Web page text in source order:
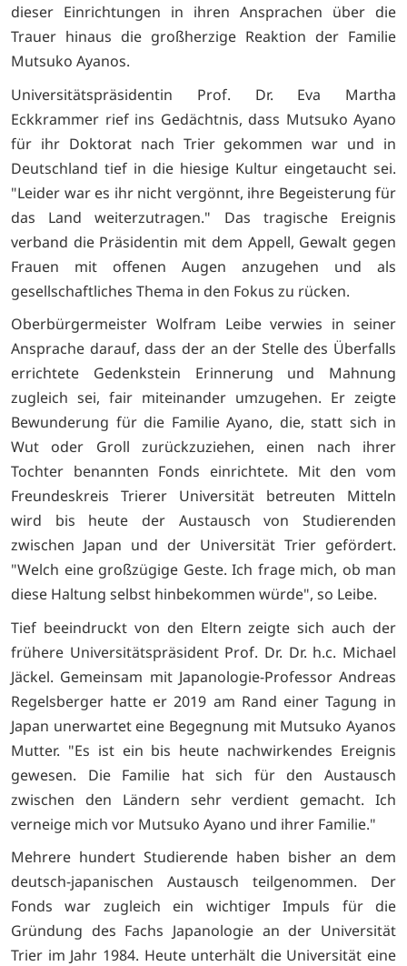
dieser Einrichtungen in ihren Ansprachen über die
Trauer hinaus die großherzige Reaktion der Familie
Mutsuko Ayanos.
Universitätspräsidentin Prof. Dr. Eva Martha
Eckkrammer rief ins Gedächtnis, dass Mutsuko Ayano
für ihr Doktorat nach Trier gekommen war und in
Deutschland tief in die hiesige Kultur eingetaucht sei.
"Leider war es ihr nicht vergönnt, ihre Begeisterung für
das Land weiterzutragen." Das tragische Ereignis
verband die Präsidentin mit dem Appell, Gewalt gegen
Frauen mit offenen Augen anzugehen und als
gesellschaftliches Thema in den Fokus zu rücken.
Oberbürgermeister Wolfram Leibe verwies in seiner
Ansprache darauf, dass der an der Stelle des Überfalls
errichtete Gedenkstein Erinnerung und Mahnung
zugleich sei, fair miteinander umzugehen. Er zeigte
Bewunderung für die Familie Ayano, die, statt sich in
Wut oder Groll zurückzuziehen, einen nach ihrer
Tochter benannten Fonds einrichtete. Mit den vom
Freundeskreis Trierer Universität betreuten Mitteln
wird bis heute der Austausch von Studierenden
zwischen Japan und der Universität Trier gefördert.
"Welch eine großzügige Geste. Ich frage mich, ob man
diese Haltung selbst hinbekommen würde", so Leibe.
Tief beeindruckt von den Eltern zeigte sich auch der
frühere Universitätspräsident Prof. Dr. Dr. h.c. Michael
Jäckel. Gemeinsam mit Japanologie-Professor Andreas
Regelsberger hatte er 2019 am Rand einer Tagung in
Japan unerwartet eine Begegnung mit Mutsuko Ayanos
Mutter. "Es ist ein bis heute nachwirkendes Ereignis
gewesen. Die Familie hat sich für den Austausch
zwischen den Ländern sehr verdient gemacht. Ich
verneige mich vor Mutsuko Ayano und ihrer Familie."
Mehrere hundert Studierende haben bisher an dem
deutsch-japanischen Austausch teilgenommen. Der
Fonds war zugleich ein wichtiger Impuls für die
Gründung des Fachs Japanologie an der Universität
Trier im Jahr 1984. Heute unterhält die Universität eine